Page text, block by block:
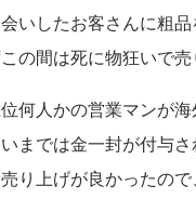
いしたお客さんに粗
の間は死に物狂いで売
何人かの営業マンが
までは金一封が付与
り上げが良かったの